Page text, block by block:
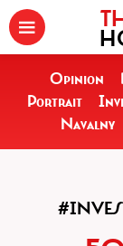
Opinion
Portrait
Navalny